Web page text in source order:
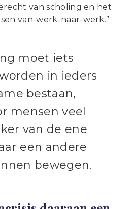
van scholing en het
van-werk-naar-werk.”
moet iets
in ieders
bestaan,
mensen veel
van de ene
een andere
bewegen.